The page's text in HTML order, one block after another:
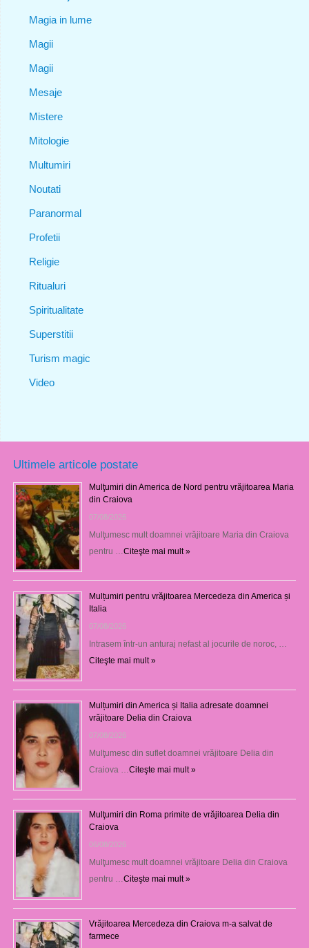
Magia in lume
Magii
Magii
Mesaje
Mistere
Mitologie
Multumiri
Noutati
Paranormal
Profetii
Religie
Ritualuri
Spiritualitate
Superstitii
Turism magic
Video
Ultimele articole postate
Mulţumiri din America de Nord pentru vrăjitoarea Maria
din Craiova
07/08/2026
Mulţumesc mult doamnei vrăjitoare Maria din Craiova
pentru … Citeşte mai mult »
Mulțumiri pentru vrăjitoarea Mercedeza din America și
Italia
07/08/2026
Intrasem într-un anturaj nefast al jocurile de noroc, …
Citeşte mai mult »
Mulțumiri din America și Italia adresate doamnei
vrăjitoare Delia din Craiova
07/08/2026
Mulţumesc din suflet doamnei vrăjitoare Delia din
Craiova … Citeşte mai mult »
Mulţumiri din Roma primite de vrăjitoarea Delia din
Craiova
06/08/2026
Mulţumesc mult doamnei vrăjitoare Delia din Craiova
pentru … Citeşte mai mult »
Vrăjitoarea Mercedeza din Craiova m-a salvat de
farmece